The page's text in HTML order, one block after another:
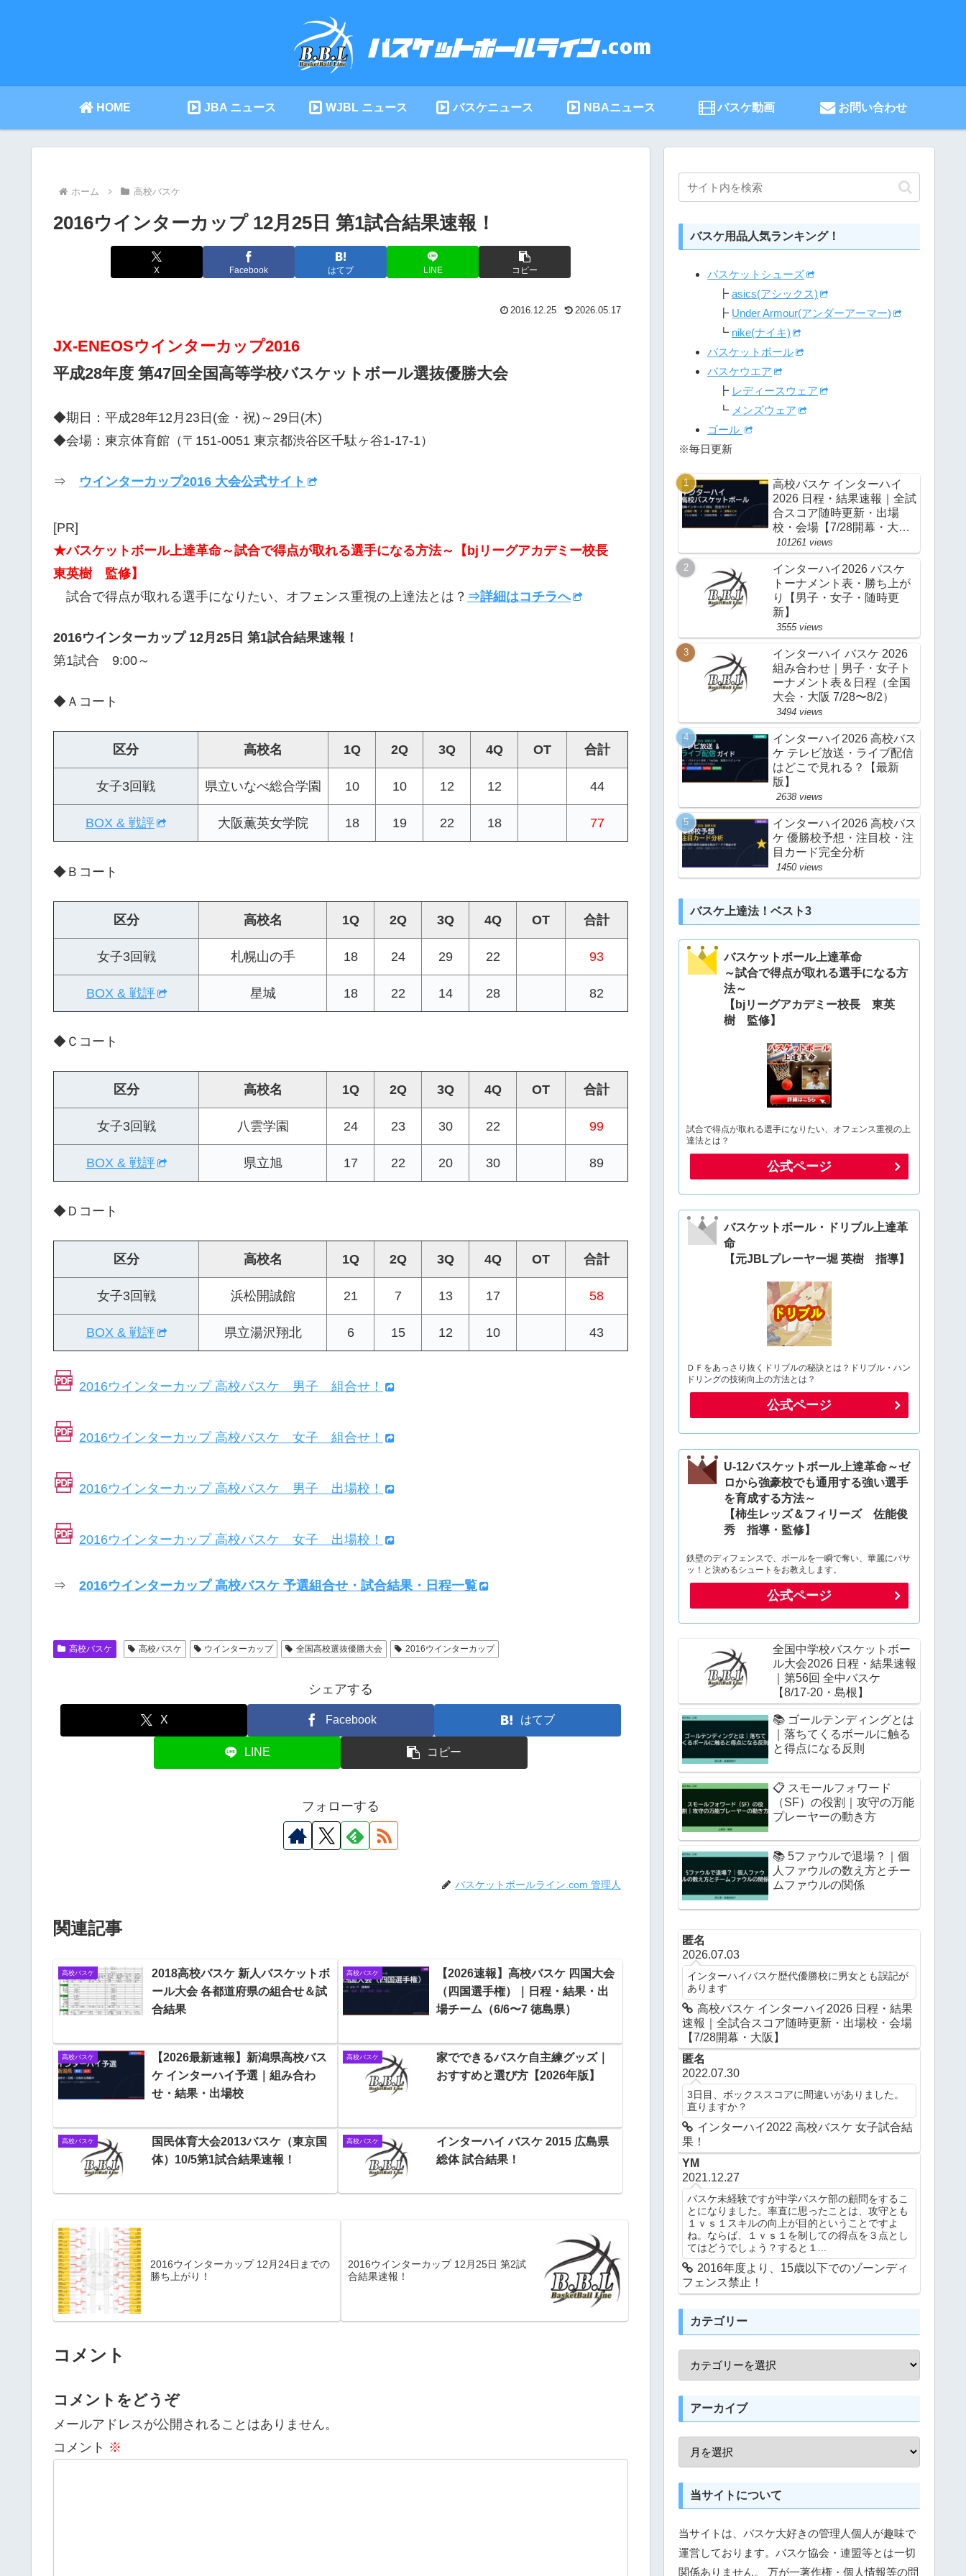
HOME JBA ニュース WJBL ニュース バスケニュース NBAニュース バスケ動画 お問い合わせ
ホーム 高校バスケ
2016ウインターカップ 12月25日 第1試合結果速報！
X Facebook はてブ LINE コピー
2016.12.25 2026.05.17
JX-ENEOSウインターカップ2016
平成28年度 第47回全国高等学校バスケットボール選抜優勝大会
◆期日：平成28年12月23日(金・祝)～29日(木)
◆会場：東京体育館（〒151-0051 東京都渋谷区千駄ヶ谷1-17-1）
⇒ ウインターカップ2016 大会公式サイト
[PR]
★バスケットボール上達革命～試合で得点が取れる選手になる方法～【bjリーグアカデミー校長
東英樹 監修】
試合で得点が取れる選手になりたい、オフェンス重視の上達法とは？ ⇒詳細はコチラへ
2016ウインターカップ 12月25日 第1試合結果速報！
第1試合 9:00～
◆Ａコート
区分 高校名 1Q 2Q 3Q 4Q OT 合計
女子3回戦 県立いなべ総合学園 10 10 12 12 44
BOX & 戦評 大阪薫英女学院 18 19 22 18 77
◆Ｂコート
区分 高校名 1Q 2Q 3Q 4Q OT 合計
女子3回戦 札幌山の手 18 24 29 22 93
BOX & 戦評 星城 18 22 14 28 82
◆Ｃコート
区分 高校名 1Q 2Q 3Q 4Q OT 合計
女子3回戦 八雲学園 24 23 30 22 99
BOX & 戦評 県立旭 17 22 20 30 89
◆Ｄコート
区分 高校名 1Q 2Q 3Q 4Q OT 合計
女子3回戦 浜松開誠館 21 7 13 17 58
BOX & 戦評 県立湯沢翔北 6 15 12 10 43
2016ウインターカップ 高校バスケ 男子 組合せ！
2016ウインターカップ 高校バスケ 女子 組合せ！
2016ウインターカップ 高校バスケ 男子 出場校！
2016ウインターカップ 高校バスケ 女子 出場校！
⇒ 2016ウインターカップ 高校バスケ 予選組合せ・試合結果・日程一覧
高校バスケ 高校バスケ ウインターカップ 全国高校選抜優勝大会 2016ウインターカップ
シェアする
X Facebook はてブ
LINE コピー
フォローする
バスケットボールライン.com 管理人
関連記事
高校バスケ
2018高校バスケ 新人バスケットボ
ール大会 各都道府県の組合せ＆試
合結果
高校バスケ
【2026速報】高校バスケ 四国大会
（四国選手権）｜日程・結果・出
場チーム（6/6〜7 徳島県）
高校バスケ
【2026最新速報】新潟県高校バス
ケ インターハイ予選｜組み合わ
せ・結果・出場校
高校バスケ
家でできるバスケ自主練グッズ｜
おすすめと選び方【2026年版】
高校バスケ
国民体育大会2013バスケ（東京国
体）10/5第1試合結果速報！
高校バスケ
インターハイ バスケ 2015 広島県
総体 試合結果！
2016ウインターカップ 12月24日までの
勝ち上がり！
2016ウインターカップ 12月25日 第2試
合結果速報！
コメント
コメントをどうぞ
メールアドレスが公開されることはありません。
コメント ※
バスケ用品人気ランキング！
バスケットシューズ
┣ asics(アシックス)
┣ Under Armour(アンダーアーマー)
┗ nike(ナイキ)
バスケットボール
バスケウエア
┣ レディースウェア
┗ メンズウェア
ゴール
※毎日更新
高校バスケ インターハイ
2026 日程・結果速報｜全試
合スコア随時更新・出場
校・会場【7/28開幕・大
阪】
101261 views
インターハイ2026 バスケ
トーナメント表・勝ち上が
り【男子・女子・随時更
新】
3555 views
インターハイ バスケ 2026
組み合わせ｜男子・女子ト
ーナメント表＆日程（全国
大会・大阪 7/28〜8/2）
3494 views
インターハイ2026 高校バス
ケ テレビ放送・ライブ配信
はどこで見れる？【最新
版】
2638 views
インターハイ2026 高校バス
ケ 優勝校予想・注目校・注
目カード完全分析
1450 views
バスケ上達法！ベスト3
バスケットボール上達革命
～試合で得点が取れる選手になる方
法～
【bjリーグアカデミー校長 東英
樹 監修】
試合で得点が取れる選手になりたい、オフェンス重視の上
達法とは？
公式ページ
バスケットボール・ドリブル上達革
命
【元JBLプレーヤー堀 英樹 指導】
ＤＦをあっさり抜くドリブルの秘訣とは？ドリブル・ハン
ドリングの技術向上の方法とは？
公式ページ
U-12バスケットボール上達革命～ゼ
ロから強豪校でも通用する強い選手
を育成する方法～
【柿生レッズ＆フィリーズ 佐能俊
秀 指導・監修】
鉄壁のディフェンスで、ボールを一瞬で奪い、華麗にパサ
ッ！と決めるシュートをお教えします。
公式ページ
全国中学校バスケットボー
ル大会2026 日程・結果速報
｜第56回 全中バスケ
【8/17-20・島根】
📚 ゴールテンディングとは
｜落ちてくるボールに触る
と得点になる反則
📋 スモールフォワード
（SF）の役割｜攻守の万能
プレーヤーの動き方
📚 5ファウルで退場？｜個
人ファウルの数え方とチー
ムファウルの関係
匿名
2026.07.03
インターハイバスケ歴代優勝校に男女とも誤記が
あります
高校バスケ インターハイ2026 日程・結果
速報｜全試合スコア随時更新・出場校・会場
【7/28開幕・大阪】
匿名
2022.07.30
3日目、ボックススコアに間違いがありました。
直りますか？
インターハイ2022 高校バスケ 女子試合結
果！
YM
2021.12.27
バスケ未経験ですが中学バスケ部の顧問をするこ
とになりました。率直に思ったことは、攻守とも
１ｖｓ１スキルの向上が目的ということですよ
ね。ならば、１ｖｓ１を制しての得点を３点とし
てはどうでしょう？すると１...
2016年度より、15歳以下でのゾーンディ
フェンス禁止！
カテゴリー
アーカイブ
当サイトについて
当サイトは、バスケ大好きの管理人個人が趣味で
運営しております。バスケ協会・連盟等とは一切
関係ありません。 万が一著作権・個人情報等の問